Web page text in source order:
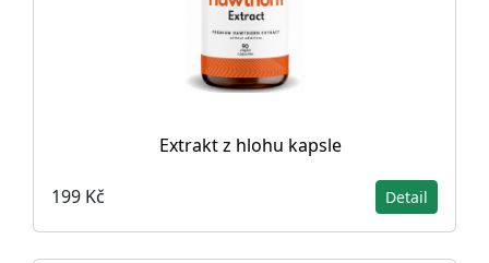
Extrakt z hlohu kapsle
199 Kč Detail